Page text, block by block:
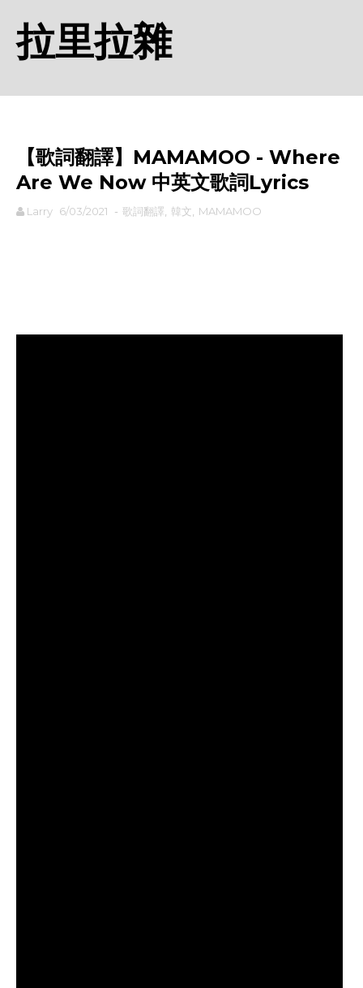
拉里拉雜
【歌詞翻譯】MAMAMOO - Where
Are We Now 中英文歌詞Lyrics
Larry 6/03/2021 - 歌詞翻譯 韓文 MAMAMOO